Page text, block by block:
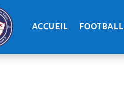
ACCUEIL FOOTBALL